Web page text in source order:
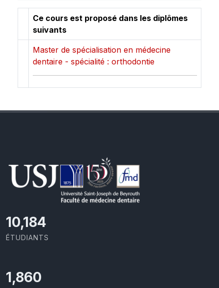
Ce cours est proposé dans les diplômes
suivants
Master de spécialisation en médecine
dentaire - spécialité : orthodontie
10,801
ÉTUDIANTS
1,973